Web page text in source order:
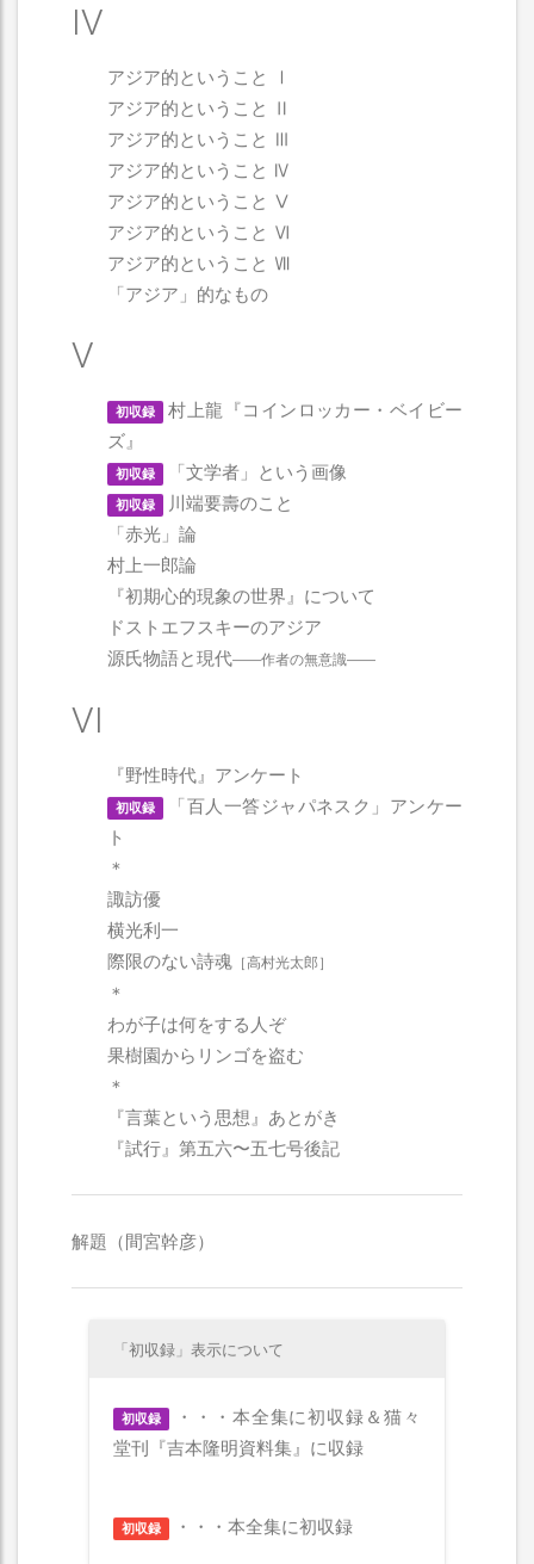
IV
アジア的ということ Ⅰ
アジア的ということ Ⅱ
アジア的ということ Ⅲ
アジア的ということ Ⅳ
アジア的ということ Ⅴ
アジア的ということ Ⅵ
アジア的ということ Ⅶ
「アジア」的なもの
V
初収録
村上龍『コインロッカー・ベイビー
ズ』
初収録 「文学者」という画像
初収録
川端要壽のこと
「赤光」論
村上一郎論
『初期心的現象の世界』について
ドストエフスキーのアジア
源氏物語と現代――作者の無意識――
VI
『野性時代』アンケート
初収録
「百人一答ジャパネスク」アンケー
ト
＊
諏訪優
横光利一
際限のない詩魂 ［高村光太郎］
＊
わが子は何をする人ぞ
果樹園からリンゴを盗む
＊
『言葉という思想』あとがき
『試行』第五六〜五七号後記
解題（間宮幹彦）
「初収録」表示について
初収録
・・・本全集に初収録＆猫々
堂刊『吉本隆明資料集』に収録
初収録 ・・・本全集に初収録